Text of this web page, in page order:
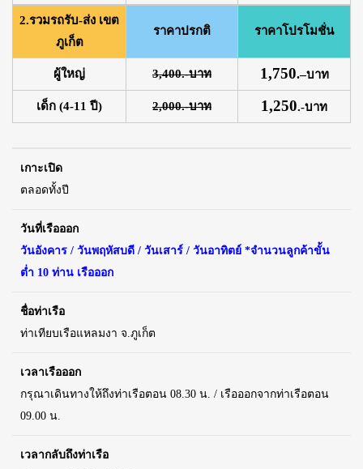
2.รวมรถรับ-ส่ง เขต
ภูเก็ต
ราคาปรกติ ราคาโปรโมชั่น
ผู้ใหญ่ 3,400.-บาท 1,750.–บาท
เด็ก (4-11 ปี) 2,000.-บาท 1,250.-บาท
เกาะเปิด
ตลอดทั้งปี
วันที่เรือออก
วันอังคาร / วันพฤหัสบดี / วันเสาร์ / วันอาทิตย์ *จำนวนลูกค้าขั้น
ต่ำ 10 ท่าน เรือออก
ชื่อท่าเรือ
ท่าเทียบเรือแหลมงา จ.ภูเก็ต
เวลาเรือออก
กรุณาเดินทางให้ถึงท่าเรือตอน 08.30 น. / เรือออกจากท่าเรือตอน
09.00 น.
เวลากลับถึงท่าเรือ